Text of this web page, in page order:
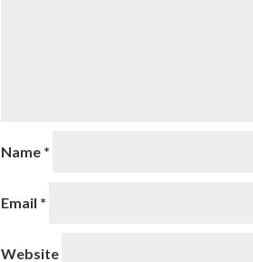
Name *
Email *
Website